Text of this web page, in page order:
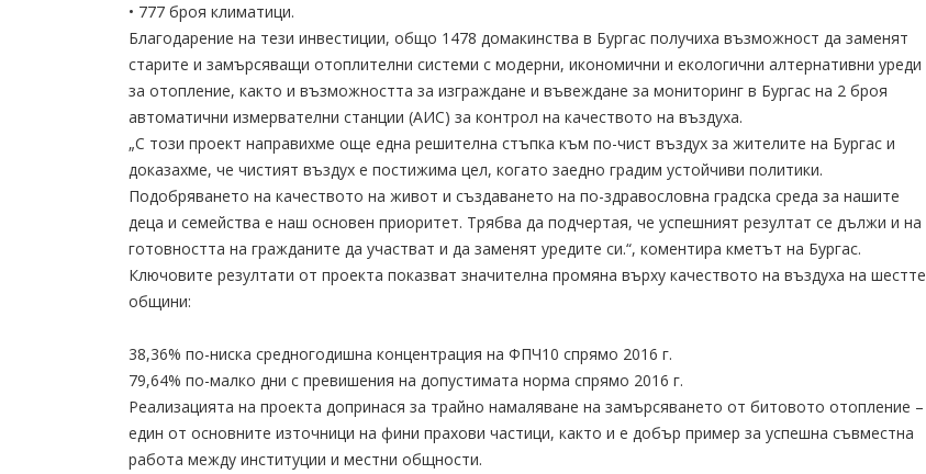
• 777 броя климатици.
Благодарение на тези инвестиции, общо 1478 домакинства в Бургас получиха възможност да заменят
старите и замърсяващи отоплителни системи с модерни, икономични и екологични алтернативни уреди
за отопление, както и възможността за изграждане и въвеждане за мониторинг в Бургас на 2 броя
автоматични измервателни станции (АИС) за контрол на качеството на въздуха.
„С този проект направихме още една решителна стъпка към по-чист въздух за жителите на Бургас и
доказахме, че чистият въздух е постижима цел, когато заедно градим устойчиви политики.
Подобряването на качеството на живот и създаването на по-здравословна градска среда за нашите
деца и семейства е наш основен приоритет. Трябва да подчертая, че успешният резултат се дължи и на
готовността на гражданите да участват и да заменят уредите си.“, коментира кметът на Бургас.
Ключовите резултати от проекта показват значителна промяна върху качеството на въздуха на шестте
общини:
38,36% по-ниска средногодишна концентрация на ФПЧ10 спрямо 2016 г.
79,64% по-малко дни с превишения на допустимата норма спрямо 2016 г.
Реализацията на проекта допринася за трайно намаляване на замърсяването от битовото отопление –
един от основните източници на фини прахови частици, както и е добър пример за успешна съвместна
работа между институции и местни общности.